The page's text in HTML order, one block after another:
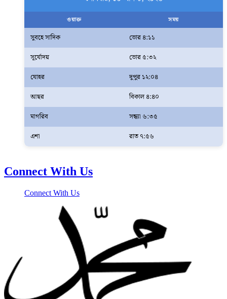
ওয়াক্ত সময়
সুবহে সাদিক
ভোর ৪:১১
সূর্যোদয়
ভোর ৫:৩২
যোহর
দুপুর ১২:০৪
আছর
বিকাল ৪:৪০
মাগরিব
সন্ধ্যা ৬:৩৫
এশা
রাত ৭:৫৬
Connect With Us
Connect With Us